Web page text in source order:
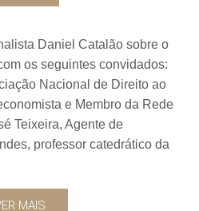
Daniel Catalão sobre o
os seguintes convidados:
Nacional de Direito ao
e Membro da Rede
Teixeira, Agente de
professor catedrático da
MAIS